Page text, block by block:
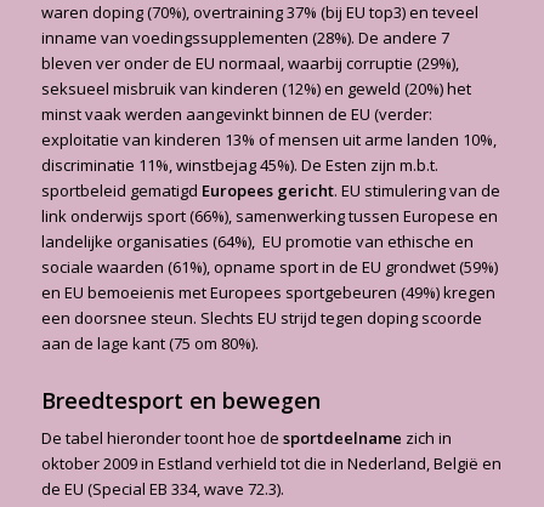
waren doping (70%), overtraining 37% (bij EU top3) en teveel
inname van voedingssupplementen (28%). De andere 7
bleven ver onder de EU normaal, waarbij corruptie (29%),
seksueel misbruik van kinderen (12%) en geweld (20%) het
minst vaak werden aangevinkt binnen de EU (verder:
exploitatie van kinderen 13% of mensen uit arme landen 10%,
discriminatie 11%, winstbejag 45%). De Esten zijn m.b.t.
sportbeleid gematigd Europees gericht. EU stimulering van de
link onderwijs sport (66%), samenwerking tussen Europese en
landelijke organisaties (64%), EU promotie van ethische en
sociale waarden (61%), opname sport in de EU grondwet (59%)
en EU bemoeienis met Europees sportgebeuren (49%) kregen
een doorsnee steun. Slechts EU strijd tegen doping scoorde
aan de lage kant (75 om 80%).
Breedtesport en bewegen
De tabel hieronder toont hoe de sportdeelname zich in
oktober 2009 in Estland verhield tot die in Nederland, België en
de EU (Special EB 334, wave 72.3).